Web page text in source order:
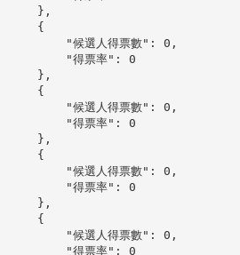
},
{
"候選人得票數": 0,
"得票率": 0
},
{
"候選人得票數": 0,
"得票率": 0
},
{
"候選人得票數": 0,
"得票率": 0
},
{
"候選人得票數": 0,
"得票率": 0